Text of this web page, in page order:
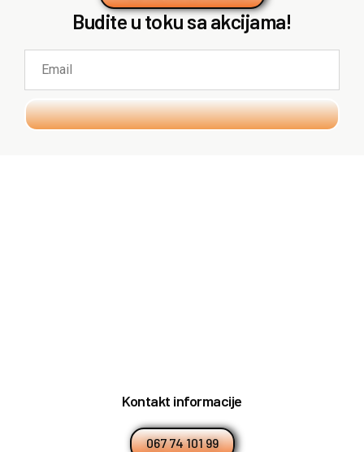
Budite u toku sa akcijama!
Kontakt informacije
067 74 101 99